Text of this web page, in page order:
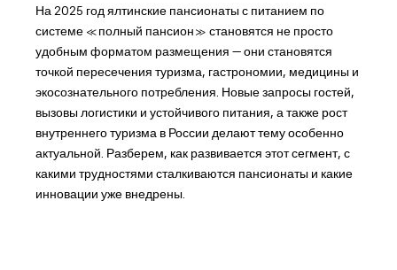
На 2025 год ялтинские пансионаты с питанием по
системе «полный пансион» становятся не просто
удобным форматом размещения — они становятся
точкой пересечения туризма, гастрономии, медицины и
экосознательного потребления. Новые запросы гостей,
вызовы логистики и устойчивого питания, а также рост
внутреннего туризма в России делают тему особенно
актуальной. Разберем, как развивается этот сегмент, с
какими трудностями сталкиваются пансионаты и какие
инновации уже внедрены.